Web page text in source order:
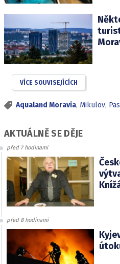
VÍCE SOUVISEJÍCÍCH
Aqualand Moravia, Mikulov,
AKTUÁLNĚ SE DĚJE
před 7 hodinami
před 8 hodinami